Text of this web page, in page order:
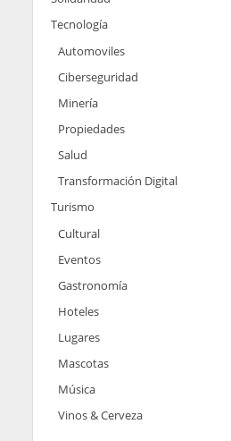
Tecnología
Automoviles
Ciberseguridad
Minería
Propiedades
Salud
Transformación Digital
Turismo
Cultural
Eventos
Gastronomía
Hoteles
Lugares
Mascotas
Música
Vinos & Cerveza